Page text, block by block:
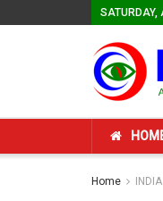
SATURDAY,
Home INDIA